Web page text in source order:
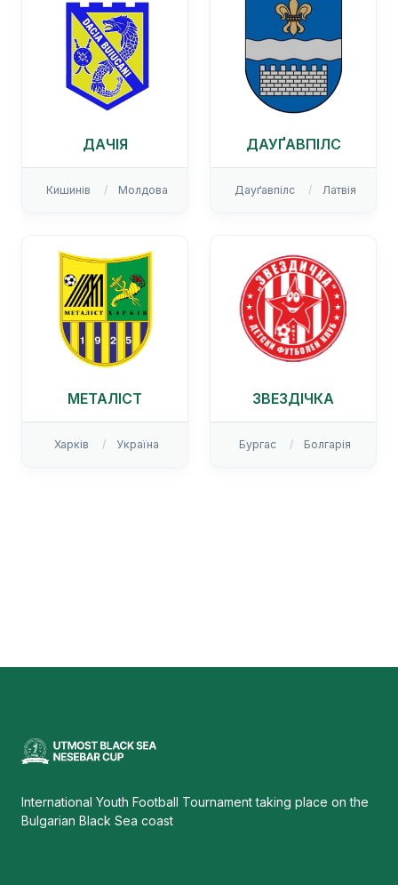
ДАЧІЯ
Кишинів Молдова
ДАУҐАВПІЛС
Дауґавпілс Латвія
МЕТАЛІСТ
Харків Україна
ЗВЕЗДІЧКА
Бургас Болгарія
International Youth Football Tournament taking place on the
Bulgarian Black Sea coast